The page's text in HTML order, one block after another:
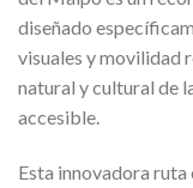
diseñado
visuales y movilidad
natural y cultural de
accesible.
Esta innovadora